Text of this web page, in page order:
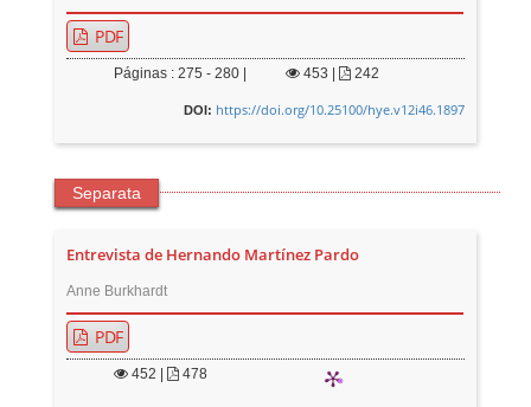
PDF
Páginas : 275 - 280 | 453 242
DOI: https://doi.org/10.25100/hye.v12i46.1897
Separata
Entrevista de Hernando Martínez Pardo
Anne Burkhardt
PDF
452 478